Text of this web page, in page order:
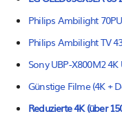
Philips Ambilight
Philips Ambilight TV
Sony UBP-X800M2
Günstige Filme (4K +
Reduzierte 4K (über